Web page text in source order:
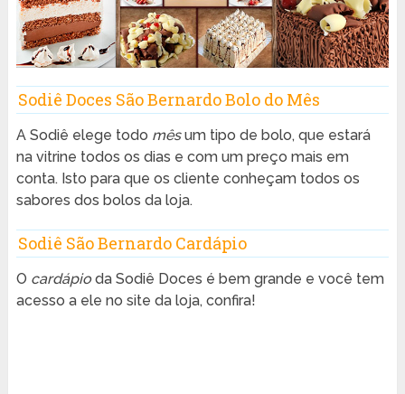
Sodiê Doces São Bernardo Bolo do Mês
A Sodiê elege todo mêsum tipo de bolo, que estará
na vitrine todos os dias e com um preço mais em
conta. Isto para que os cliente conheçam todos os
sabores dos bolos da loja.
Sodiê São Bernardo Cardápio
O cardápioda Sodiê Doces é bem grande e você tem
acesso a ele no site da loja, confira!